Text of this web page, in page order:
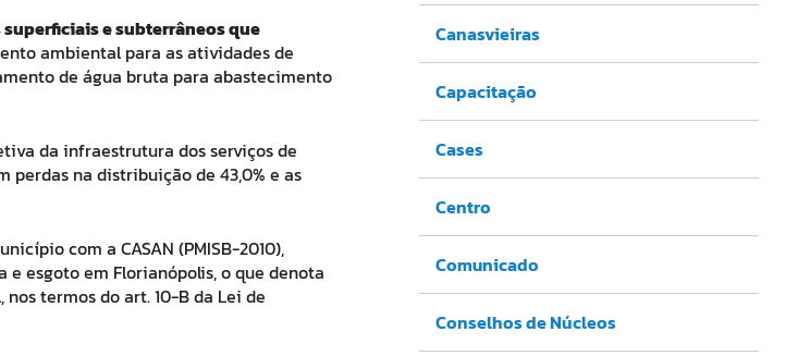
e subterrâneos que
ambiental para as atividades de
de água bruta para abastecimento
da infraestrutura dos serviços de
perdas na distribuição de 43,0% e as
com a CASAN (PMISB-2010),
esgoto em Florianópolis, o que denota
termos do art. 10-B da Lei de
Canasvieiras
Capacitação
Cases
Centro
Comunicado
Conselhos de Núcleos